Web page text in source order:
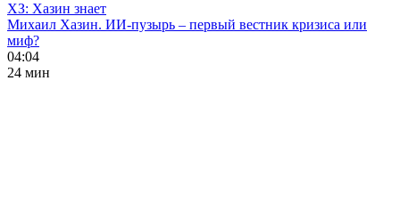
ХЗ: Хазин знает
Михаил Хазин. ИИ-пузырь – первый вестник кризиса или
миф?
04:04
24 мин